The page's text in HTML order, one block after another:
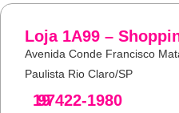
Loja 1A99 –
Avenida Conde Francisco
Paulista Rio Claro/SP
19
97422-1980